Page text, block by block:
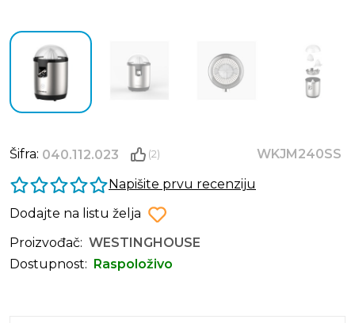
Šifra: 040.112.023 (2)
WKJM240SS
Napišite prvu recenziju
Dodajte na listu želja
Proizvođač: WESTINGHOUSE
Dostupnost:
Raspoloživo